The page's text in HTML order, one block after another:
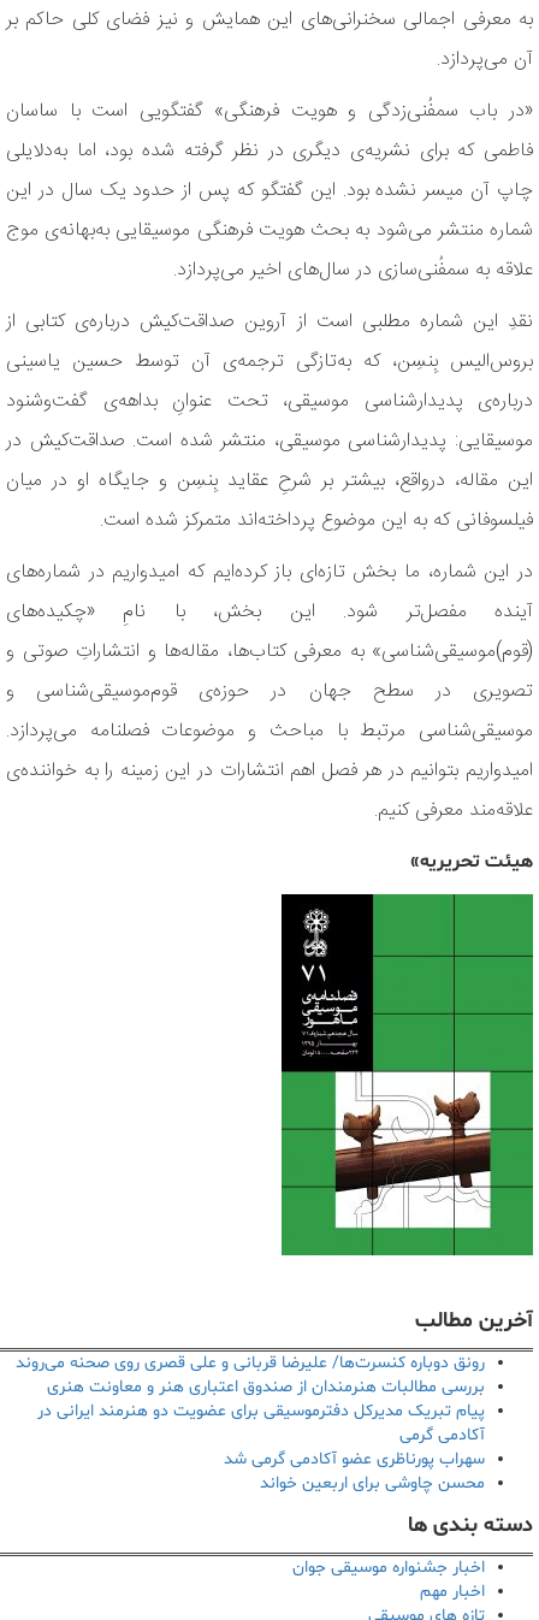
به معرفی اجمالی سخنرانی‌های این همایش و نیز فضای کلی حاکم بر
آن می‌پردازد.
«در باب سمفُنی‌زدگی و هویت فرهنگی» گفتگویی است با ساسان
فاطمی که برای نشریه‌ی دیگری در نظر گرفته شده بود، اما به‌دلایلی
چاپ آن میسر نشده بود. این گفتگو که پس از حدود یک سال در این
شماره منتشر می‌شود به بحث هویت فرهنگی‌ موسیقایی به‌بهانه‌ی موج
علاقه به سمفُنی‌سازی در سال‌های اخیر می‌پردازد.
نقدِ این شماره مطلبی است از آروین صداقت‌کیش درباره‌ی کتابی از
بروس‌الیس بِنسِن، که به‌تازگی ترجمه‌ی آن توسط حسین یاسینی
درباره‌ی پدیدارشناسی موسیقی، تحت عنوانِ بداهه‌ی گفت‌وشنود
موسیقایی: پدیدارشناسی موسیقی، منتشر شده است. صداقت‌کیش در
این مقاله، درواقع، بیشتر بر شرحِ عقاید بِنسِن و جایگاه او در میان
فیلسوفانی که به این موضوع پرداخته‌اند متمرکز شده است.
در این شماره، ما بخش تازه‌ای باز کرده‌ایم که امیدواریم در شماره‌های
آینده مفصل‌تر شود. این بخش، با نامِ «چکیده‌های
(قوم)موسیقی‌شناسی» به معرفی کتاب‌ها، مقاله‌ها و انتشاراتِ صوتی و
تصویری در سطح جهان در حوزه‌ی قوم‌موسیقی‌شناسی و
موسیقی‌شناسی مرتبط با مباحث و موضوعات فصلنامه می‌پردازد.
امیدواریم بتوانیم در هر فصل اهم انتشارات در این زمینه را به خواننده‌ی
علاقه‌مند معرفی کنیم.
هیئت تحریریه»
آخرین مطالب
رونق دوباره کنسرت‌ها/ علیرضا قربانی و علی قصری روی صحنه می‌روند
بررسی مطالبات هنرمندان از صندوق اعتباری هنر و معاونت هنری
پیام تبریک مدیرکل دفترموسیقی برای عضویت دو هنرمند ایرانی در
آکادمی گرمی
سهراب پورناظری عضو آکادمی گرمی شد
محسن چاوشی برای اربعین خواند
دسته بندی ها
اخبار جشنواره موسیقی جوان
اخبار مهم